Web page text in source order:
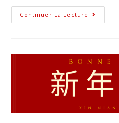
Continuer La Lecture